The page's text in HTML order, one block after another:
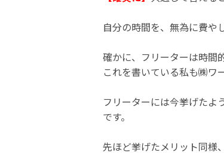
自分の時間を、無為に費や
確かに、フリーターは時間
これを書いている私も㈱ワ
フリーターには今挙げたよ
です。
先ほど挙げたメリット同様